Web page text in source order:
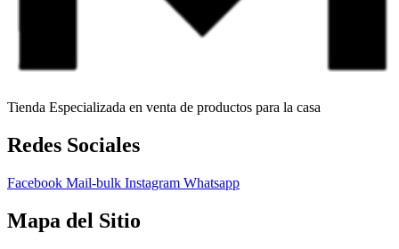
Tienda Especializada en venta de productos para la casa
Redes Sociales
Facebook Mail-bulk Instagram Whatsapp
Mapa del Sitio